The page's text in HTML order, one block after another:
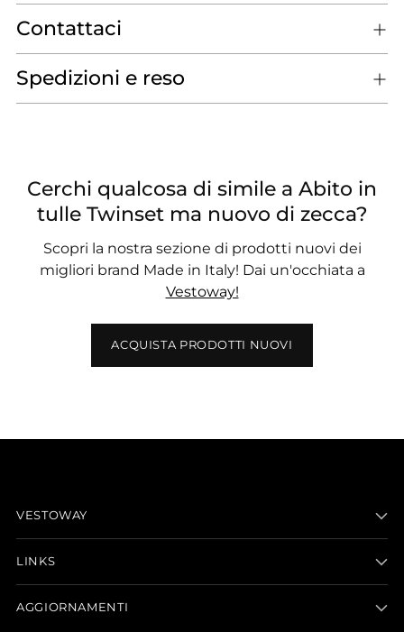
Contattaci
Spedizioni e reso
Cerchi qualcosa di simile a Abito in
tulle Twinset ma nuovo di zecca?
Scopri la nostra sezione di prodotti nuovi dei
migliori brand Made in Italy! Dai un'occhiata a
Vestoway!
ACQUISTA PRODOTTI NUOVI
VESTOWAY
LINKS
AGGIORNAMENTI